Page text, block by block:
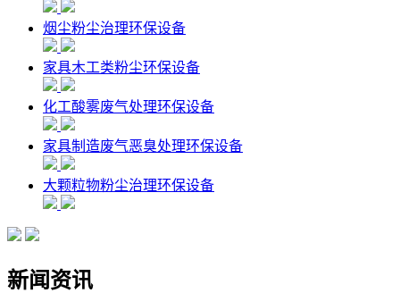
烟尘粉尘治理环保设备
家具木工类粉尘环保设备
化工酸雾废气处理环保设备
家具制造废气恶臭处理环保设备
大颗粒物粉尘治理环保设备
新闻资讯